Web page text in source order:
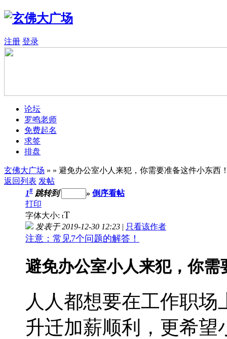
注册 登录
论坛
罗鸣老师
免费起名
求签
排盘
玄佛大广场 » » 避免办公室小人来犯，你需要准备这件小东西
返回列表 发帖
1# 跳转到 » 倒序看帖
打印
字体大小: tT
发表于 2019-12-30 12:23 | 只看该作者
注意：常见7个问题的解答！
避免办公室小人来犯，你需
人人都想要在工作职
升迁加薪顺利，更希望